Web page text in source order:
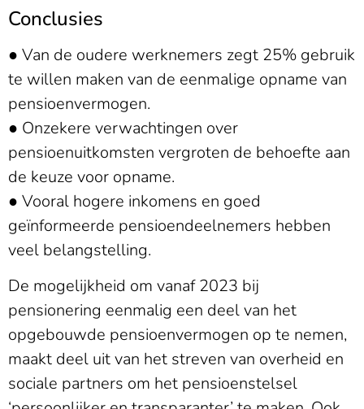
Conclusies
● Van de oudere werknemers zegt 25% gebruik
te willen maken van de eenmalige opname van
pensioenvermogen.
● Onzekere verwachtingen over
pensioenuitkomsten vergroten de behoefte aan
de keuze voor opname.
● Vooral hogere inkomens en goed
geïnformeerde pensioendeelnemers hebben
veel belangstelling.
De mogelijkheid om vanaf 2023 bij
pensionering eenmalig een deel van het
opgebouwde pensioenvermogen op te nemen,
maakt deel uit van het streven van overheid en
sociale partners om het pensioenstelsel